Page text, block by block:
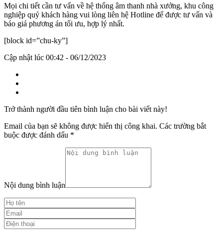
Mọi chi tiết cần tư vấn về hệ thống âm thanh nhà xưởng, khu công
nghiệp quý khách hàng vui lòng liên hệ Hotline để được tư vấn và
báo giá phương án tối ưu, hợp lý nhất.
[block id=”chu-ky”]
Cập nhật lúc 00:42 - 06/12/2023
Trở thành người đầu tiên bình luận cho bài viết này!
Email của bạn sẽ không được hiển thị công khai. Các trường bắt
buộc được đánh dấu *
Nội dung bình luận